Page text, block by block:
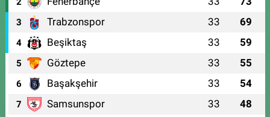
3 Trabzonspor 33 69
4 Beşiktaş 33 59
5 Göztepe 33 55
6 Başakşehir 33 54
7 Samsunspor 33 48